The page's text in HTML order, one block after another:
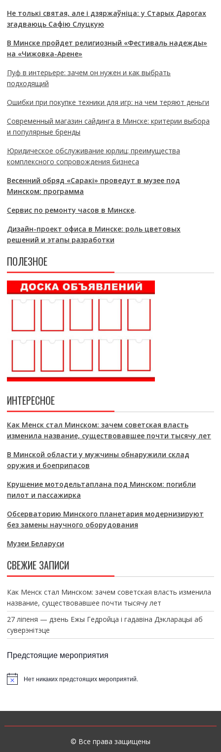
Не толькі святая, але і дзяржаўніца: у Старых Дарогах
згадваюць Сафію Слуцкую
В Минске пройдет религиозный «Фестиваль надежды»
на «Чижовка-Арене»
Пуф в интерьере: зачем он нужен и как выбрать
подходящий
Ошибки при покупке техники для игр: на чем теряют деньги
Современный магазин сайдинга в Минске: критерии выбора
и популярные бренды
Юридическое обслуживание юрлиц: преимущества
комплексного сопровождения бизнеса
Весенний обряд «Саракі» проведут в музее под
Минском: программа
Сервис по ремонту часов в Минске.
Дизайн-проект офиса в Минске: роль цветовых
решений и этапы разработки
ПОЛЕЗНОЕ
ИНТЕРЕСНОЕ
Как Менск стал Минском: зачем советская власть
изменила название, существовавшее почти тысячу лет
В Минской области у мужчины обнаружили склад
оружия и боеприпасов
Крушение мотодельтаплана под Минском: погибли
пилот и пассажирка
Обсерваторию Минского планетария модернизируют
без замены научного оборудования
Музеи Беларуси
СВЕЖИЕ ЗАПИСИ
Как Менск стал Минском: зачем советская власть изменила
название, существовавшее почти тысячу лет
27 ліпеня — дзень Ежы Гедройца і гадавіна Дэкларацыі аб
суверэнітэце
Предстоящие мероприятия
т
Нет никаких предстоящих мероприятий.
© Все права защищены